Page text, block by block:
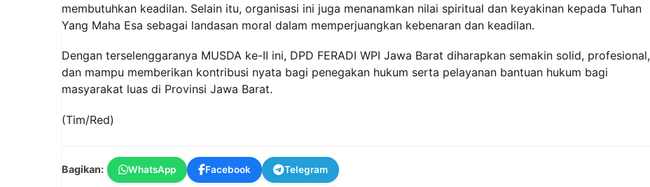
membutuhkan keadilan. Selain itu, organisasi ini juga menanamkan nilai spiritual dan keyakinan kepada Tuhan
Yang Maha Esa sebagai landasan moral dalam memperjuangkan kebenaran dan keadilan.
Dengan terselenggaranya MUSDA ke-II ini, DPD FERADI WPI Jawa Barat diharapkan semakin solid, profesional,
dan mampu memberikan kontribusi nyata bagi penegakan hukum serta pelayanan bantuan hukum bagi
masyarakat luas di Provinsi Jawa Barat.
(Tim/Red)
Bagikan: WhatsApp Facebook Telegram